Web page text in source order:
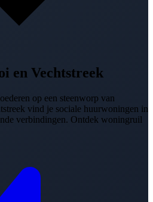
en Vechtstreek
op een steenworp van
vind je sociale huurwoningen in
verbindingen. Ontdek woningruil